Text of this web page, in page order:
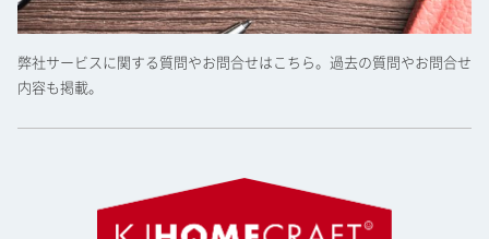
弊社サービスに関する質問やお問合せはこちら。過去の質問やお問合せ
内容も掲載。